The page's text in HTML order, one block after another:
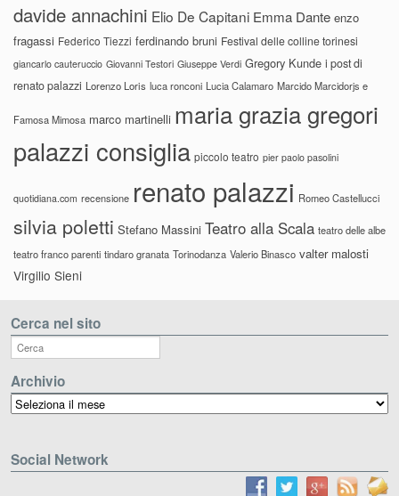
davide annachini Elio De Capitani Emma Dante enzo
fragassi Federico Tiezzi ferdinando bruni Festival delle colline torinesi
giancarlo cauteruccio Giovanni Testori Giuseppe Verdi Gregory Kunde i post di
renato palazzi Lorenzo Loris luca ronconi Lucia Calamaro Marcido Marcidorjs e
Famosa Mimosa marco martinelli maria grazia gregori
palazzi consiglia piccolo teatro pier paolo pasolini
quotidiana.com recensione renato palazzi Romeo Castellucci
silvia poletti Stefano Massini Teatro alla Scala teatro delle albe
teatro franco parenti tindaro granata Torinodanza Valerio Binasco valter malosti
Virgilio Sieni
Cerca nel sito
Archivio
Archivio
Social Network